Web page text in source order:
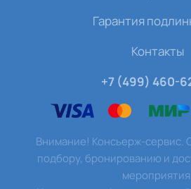
Гарантия
Контакты
+7 (499) 460-
Внимание! Консьерж-сервис.
подбору, бронированию и